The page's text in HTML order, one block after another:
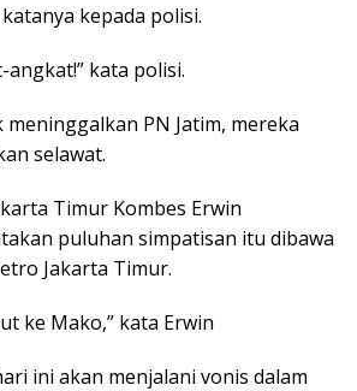
katanya kepada polisi.
kata polisi.
PN Jatim, mereka
selawat.
Timur Kombes Erwin
puluhan simpatisan itu dibawa
Jakarta Timur.
ke Mako,” kata Erwin
ini akan menjalani vonis dalam